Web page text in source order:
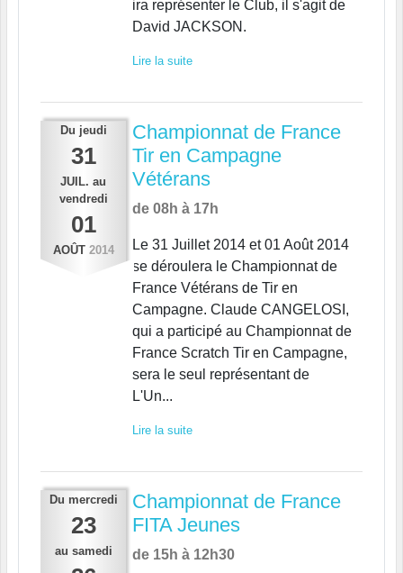
ira représenter le Club, il s'agit de
David JACKSON.
Lire la suite
Du jeudi
31
JUIL. au
vendredi
01
AOÛT 2014
Championnat de France
Tir en Campagne
Vétérans
de 08h à 17h
Le 31 Juillet 2014 et 01 Août 2014
se déroulera le Championnat de
France Vétérans de Tir en
Campagne. Claude CANGELOSI,
qui a participé au Championnat de
France Scratch Tir en Campagne,
sera le seul représentant de
L'Un...
Lire la suite
Du mercredi
23
au samedi
Championnat de France
FITA Jeunes
de 15h à 12h30